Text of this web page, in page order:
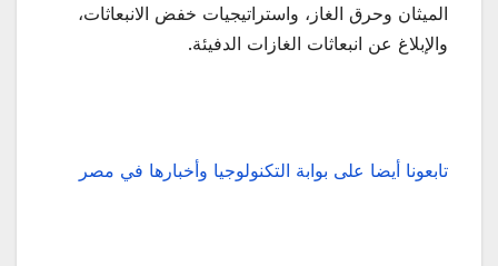
الميثان وحرق الغاز، واستراتيجيات خفض الانبعاثات،
والإبلاغ عن انبعاثات الغازات الدفيئة.
تابعونا أيضا على بوابة التكنولوجيا وأخبارها في مصر